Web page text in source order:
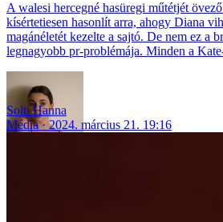
A walesi hercegné hasüregi műtétjét
kísértetiesen hasonlít arra, ahogy Diana
magánéletét kezelte a sajtó. De nem ez a
legnagyobb pr-problémája. Minden a
Solti Hanna
Média
2024. március 21. 19:16